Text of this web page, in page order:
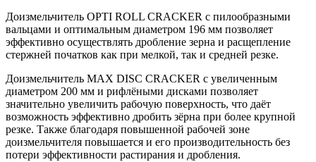
Доизмельчитель OPTI ROLL CRACKER с пилообразными
вальцами и оптимальным диаметром 196 мм позволяет
эффективно осуществлять дробление зерна и расщепление
стержней початков как при мелкой, так и средней резке.
Доизмельчитель MAX DISC CRACKER с увеличенным
диаметром 200 мм и рифлёными дисками позволяет
значительно увеличить рабочую поверхность, что даёт
возможность эффективно дробить зёрна при более крупной
резке. Также благодаря повышенной рабочей зоне
доизмельчителя повышается и его производительность без
потери эффективности растирания и дробления.